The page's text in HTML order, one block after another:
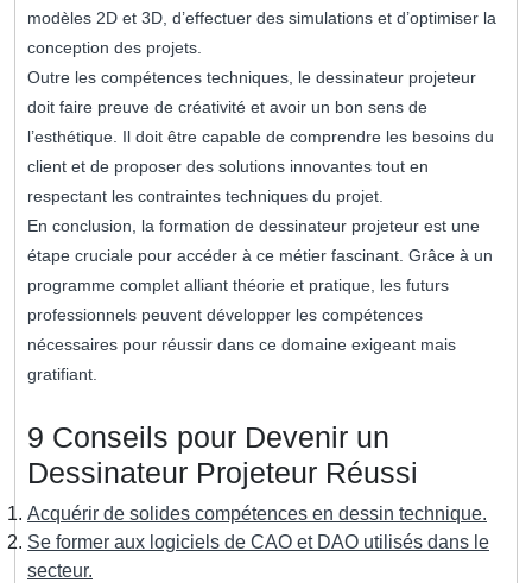
modèles 2D et 3D, d’effectuer des simulations et d’optimiser la
conception des projets.
Outre les compétences techniques, le dessinateur projeteur
doit faire preuve de créativité et avoir un bon sens de
l’esthétique. Il doit être capable de comprendre les besoins du
client et de proposer des solutions innovantes tout en
respectant les contraintes techniques du projet.
En conclusion, la formation de dessinateur projeteur est une
étape cruciale pour accéder à ce métier fascinant. Grâce à un
programme complet alliant théorie et pratique, les futurs
professionnels peuvent développer les compétences
nécessaires pour réussir dans ce domaine exigeant mais
gratifiant.
9 Conseils pour Devenir un
Dessinateur Projeteur Réussi
Acquérir de solides compétences en dessin technique.
Se former aux logiciels de CAO et DAO utilisés dans le
secteur.